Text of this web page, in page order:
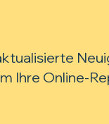
Ihre Online-